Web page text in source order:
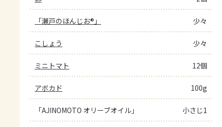
「瀬戸のほんじお®」 少々
こしょう 少々
ミニトマト 12個
アボカド 100g
「AJINOMOTO オリーブオイル」 小さじ1